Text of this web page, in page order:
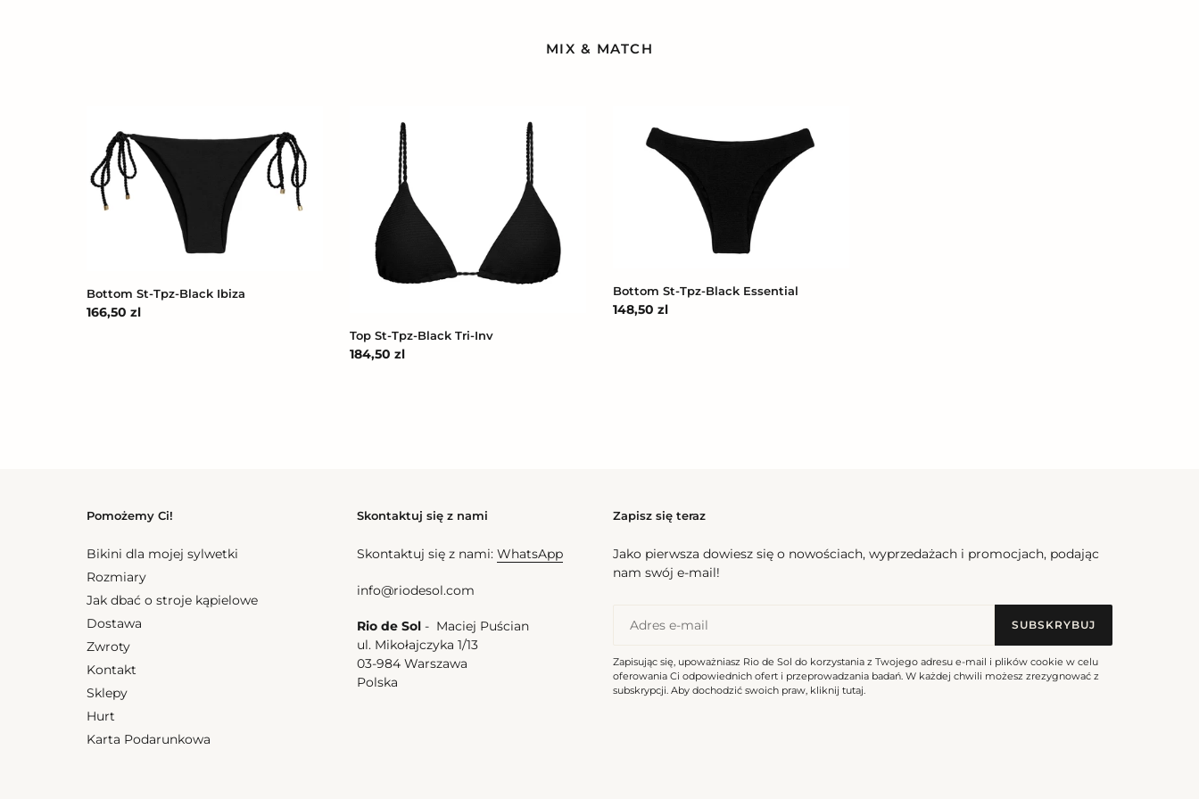
MIX & MATCH
Tpz-
Black
Ibiza
Bottom St-Tpz-Black Ibiza
Cena
166,50 zl
Top St-Tpz-Black Tri-Inv
Cena
184,50 zl
Bottom St-Tpz-Black Essential
Cena
148,50 zl
Pomożemy Ci!
Bikini dla mojej sylwetki
Rozmiary
Jak dbać o stroje kąpielowe
Dostawa
Zwroty
Kontakt
Sklepy
Hurt
Karta Podarunkowa
Skontaktuj się z nami
Skontaktuj się z nami: WhatsApp
info@riodesol.com
Rio de Sol- Maciej Puścian
ul. Mikołajczyka 1/13
03-984 Warszawa
Polska
Zapisz się teraz
Jako pierwsza dowiesz się o nowościach, wyprzedażach i promocjach, podając
nam swój e-mail!
SUBSKRYBUJ
Zapisując się, upoważniasz Rio de Sol do korzystania z Twojego adresu e-mail i plików cookie w celu
oferowania Ci odpowiednich ofert i przeprowadzania badań. W każdej chwili możesz zrezygnować z
subskrypcji. Aby dochodzić swoich praw, kliknij tutaj